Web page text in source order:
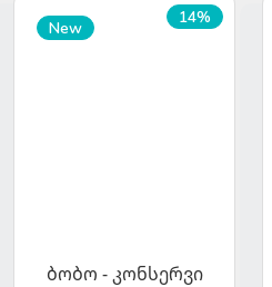
14%
New
ბობო - კონსერვი